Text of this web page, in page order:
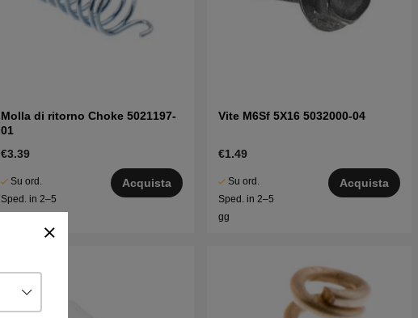
Molla di ritorno Choke 5021197-
01
€3.39
Su ord.
Sped. in 2–5
Acquista
Vite M6Sf 5X16 5032000-04
€1.49
Su ord.
Sped. in 2–5
gg
Acquista